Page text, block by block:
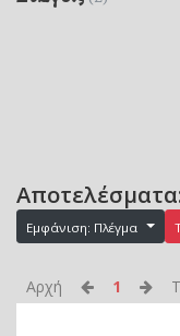
Εμφάνιση: Πλέγμα
Αρχή 1